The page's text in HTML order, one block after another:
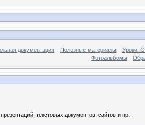
документация Полезные материалы
Уроки.
Фотоальбомы
текстовых документов, сайтов и пр.